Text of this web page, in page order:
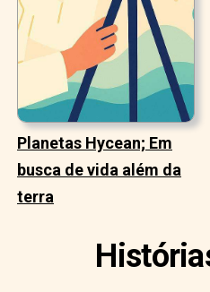
Planetas Hycean; Em
busca de vida além da
terra